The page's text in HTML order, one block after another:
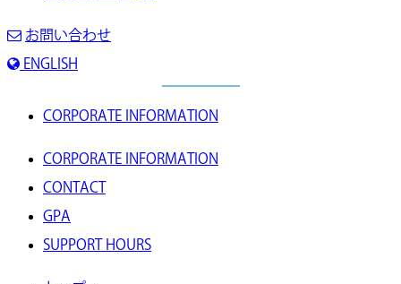
お問い合わせ
ENGLISH
CORPORATE INFORMATION
CORPORATE INFORMATION
CONTACT
GPA
SUPPORT HOURS